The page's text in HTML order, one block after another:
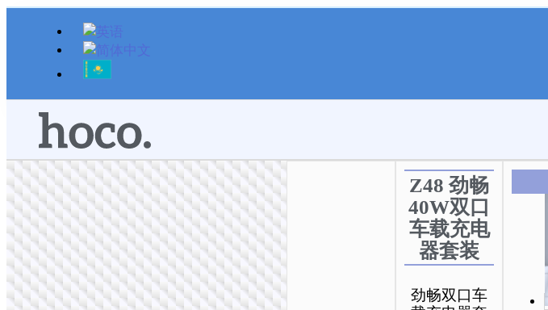
跳
Z48 劲畅
40W双口
车载充电
器套装
劲畅双口车